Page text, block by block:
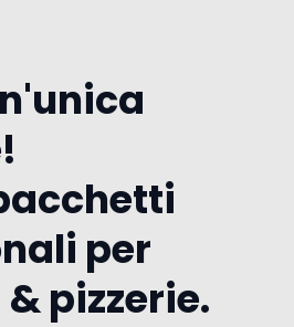
per
pizzerie.